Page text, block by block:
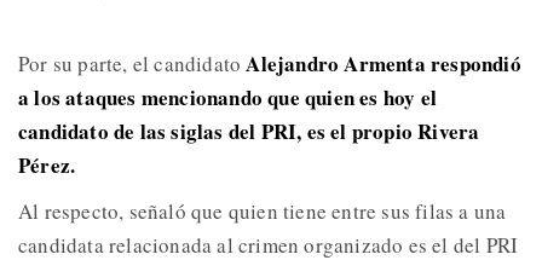
Por su parte, el candidato Alejandro Armenta respondió
a los ataques mencionando que quien es hoy el
candidato de las siglas del PRI, es el propio Rivera
Pérez.
Al respecto, señaló que quien tiene entre sus filas a una
candidata relacionada al crimen organizado es el del PRI